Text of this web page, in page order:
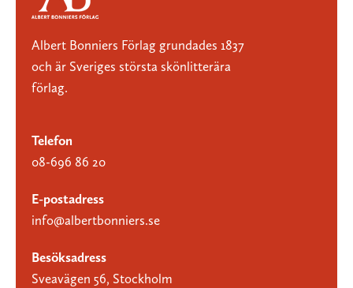
Albert Bonniers Förlag grundades 1837
och är Sveriges största skönlitterära
förlag.
Telefon
08-696 86 20
E-postadress
info@albertbonniers.se
Besöksadress
Sveavägen 56, Stockholm